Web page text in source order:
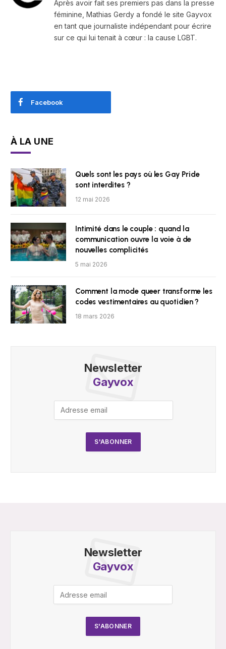
Après avoir fait ses premiers pas dans la presse
féminine, Mathias Gerdy a fondé le site Gayvox
en tant que journaliste indépendant pour écrire
sur ce qui lui tenait à cœur : la cause LGBT.
Facebook
À LA UNE
Quels sont les pays où les Gay Pride
sont interdites ?
12 mai 2026
Intimité dans le couple : quand la
communication ouvre la voie à de
nouvelles complicités
5 mai 2026
Comment la mode queer transforme les
codes vestimentaires au quotidien ?
18 mars 2026
Newsletter
Gayvox
Newsletter
Gayvox